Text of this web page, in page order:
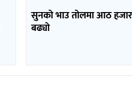
सुनको भाउ तोलमा आठ
बढ्यो